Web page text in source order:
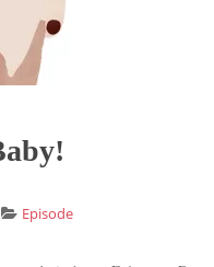
Episode